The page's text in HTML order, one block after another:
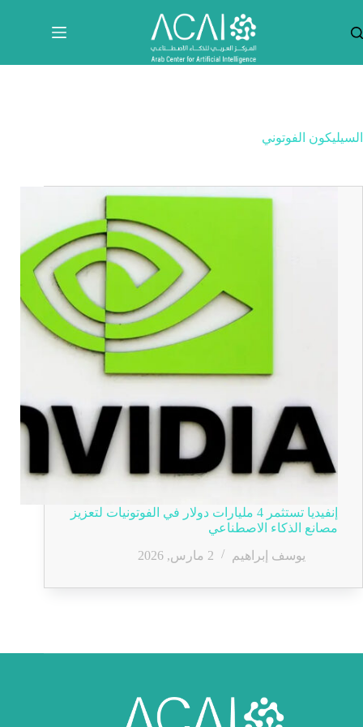
المحتوى
السيليكون الفوتوني
إنفيديا تستثمر 4 مليارات دولار في الفوتونيات لتعزيز
مصانع الذكاء الاصطناعي
يوسف إبراهيم
2 مارس, 2026